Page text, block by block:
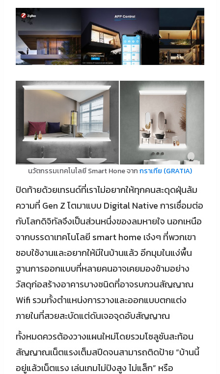
นวัตกรรมเทคโนโลยี Smart Hone จากกราเทีย (GRATIA)
ปิดท้ายด้วยเทรนด์ที่เราไม่อยากให้ทุกคนสะดุดฝุ่นล้ม
ความที่ Gen Z โตมาแบบ Digital Native การเชื่อมต่อ
กับโลกดิจิทัลจึงเป็นส่วนหนึ่งของลมหายใจ นอกเหนือ
จากบรรดาเทคโนโลยี smart home เจ๋งๆ ที่พวกเขา
ชอบใช้งานและอยากให้มีในบ้านแล้ว อีกมุมในแง่พื้น
ฐานการออกแบบที่หลายคนอาจเคยมองข้ามอย่าง
วัสดุก่อสร้างอาคารบางชนิดที่อาจรบกวนสัญญาณ
Wifi รวมทั้งตำแหน่งการวางและออกแบบตกแต่ง
ภายในที่สวยสะบัดแต่ดันเจอจุดอับสัญญาณ
ทั้งหมดควรต้องวางแผนใหม่โดยรวมโซลูชันสะท้อน
สัญญาณเน็ตแรงเต็มสปีดจนสามารถติดป้าย “บ้านนี้
อยู่แล้วเน็ตแรง เล่นเกมไม่ปิงสูง ไม่แล็ก” หรือ